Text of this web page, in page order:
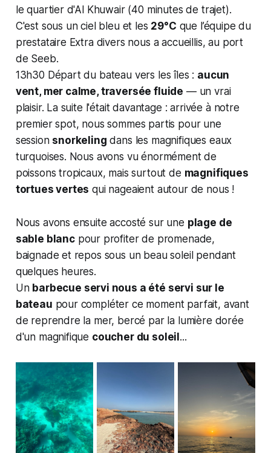
le quartier d'Al Khuwair (40 minutes de trajet).
C'est sous un ciel bleu et les 29°C que l’équipe du
prestataire Extra divers nous a accueillis, au port
de Seeb.
13h30 Départ du bateau vers les îles : aucun
vent, mer calme, traversée fluide — un vrai
plaisir. La suite l'était davantage : arrivée à notre
premier spot, nous sommes partis pour une
session snorkeling dans les magnifiques eaux
turquoises. Nous avons vu énormément de
poissons tropicaux, mais surtout de magnifiques
tortues vertes qui nageaient autour de nous !
Nous avons ensuite accosté sur une plage de
sable blancpour profiter de promenade,
baignade et repos sous un beau soleil pendant
quelques heures.
Un barbecue servi nous a été servi sur le
bateau pour compléter ce moment parfait, avant
de reprendre la mer, bercé par la lumière dorée
d'un magnifique coucher du soleil...